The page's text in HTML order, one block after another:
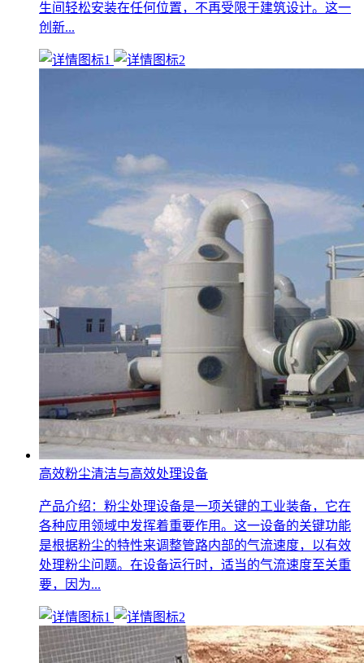
生间轻松安装在任何位置，不再受限于建筑设计。这一
创新...
高效粉尘清洁与高效处理设备
产品介绍：粉尘处理设备是一项关键的工业装备，它在
各种应用领域中发挥着重要作用。这一设备的关键功能
是根据粉尘的特性来调整管路内部的气流速度，以有效
处理粉尘问题。在设备运行时，适当的气流速度至关重
要，因为...